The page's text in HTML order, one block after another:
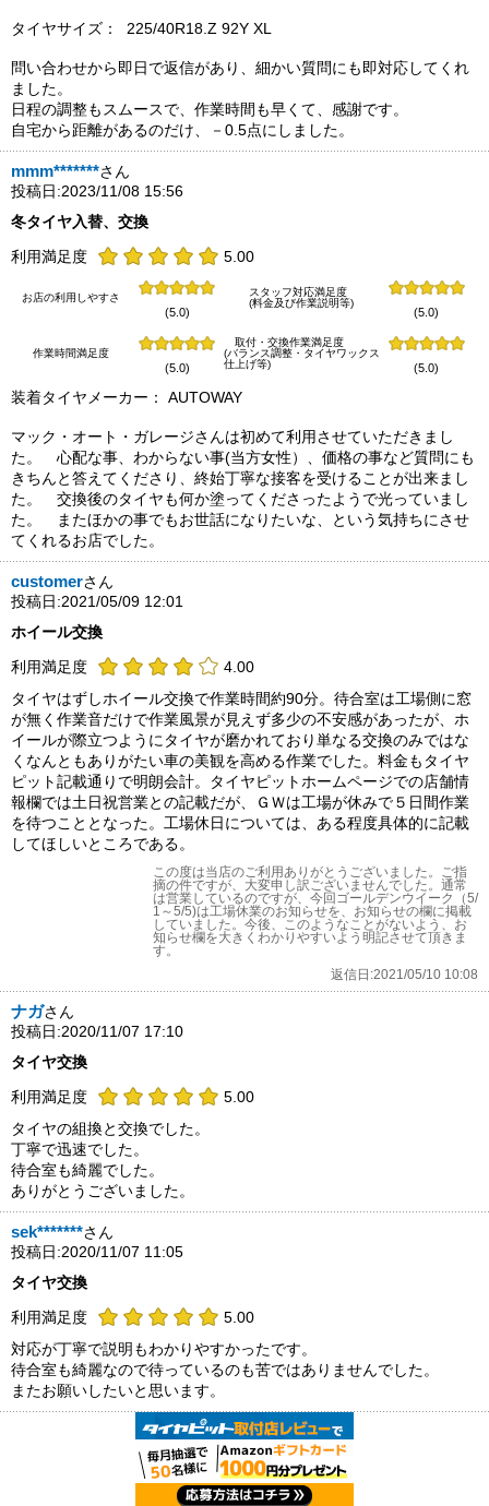
タイヤサイズ： 225/40R18.Z 92Y XL
問い合わせから即日で返信があり、細かい質問にも即対応してくれ
ました。
日程の調整もスムースで、作業時間も早くて、感謝です。
自宅から距離があるのだけ、－0.5点にしました。
mmm*******さん
投稿日:2023/11/08 15:56
冬タイヤ入替、交換
利用満足度
5.00
お店の利用しやすさ
(5.0)
スタッフ対応満足度
(料金及び作業説明等)
(5.0)
作業時間満足度
(5.0)
取付・交換作業満足度
(バランス調整・タイヤワックス
仕上げ等)
(5.0)
装着タイヤメーカー： AUTOWAY
マック・オート・ガレージさんは初めて利用させていただきまし
た。 心配な事、わからない事(当方女性）、価格の事など質問にも
きちんと答えてくださり、終始丁寧な接客を受けることが出来まし
た。 交換後のタイヤも何か塗ってくださったようで光っていまし
た。 またほかの事でもお世話になりたいな、という気持ちにさせ
てくれるお店でした。
customerさん
投稿日:2021/05/09 12:01
ホイール交換
利用満足度
4.00
タイヤはずしホイール交換で作業時間約90分。待合室は工場側に窓
が無く作業音だけで作業風景が見えず多少の不安感があったが、ホ
イールが際立つようにタイヤが磨かれており単なる交換のみではな
くなんともありがたい車の美観を高める作業でした。料金もタイヤ
ピット記載通りで明朗会計。タイヤピットホームページでの店舗情
報欄では土日祝営業との記載だが、ＧＷは工場が休みで５日間作業
を待つこととなった。工場休日については、ある程度具体的に記載
してほしいところである。
この度は当店のご利用ありがとうございました。ご指
摘の件ですが、大変申し訳ございませんでした。通常
は営業しているのですが、今回ゴールデンウイーク（5/
1～5/5)は工場休業のお知らせを、お知らせの欄に掲載
していました。今後、このようなことがないよう、お
知らせ欄を大きくわかりやすいよう明記させて頂きま
す。
返信日:2021/05/10 10:08
ナガさん
投稿日:2020/11/07 17:10
タイヤ交換
利用満足度
5.00
タイヤの組換と交換でした。
丁寧で迅速でした。
待合室も綺麗でした。
ありがとうございました。
sek*******さん
投稿日:2020/11/07 11:05
タイヤ交換
利用満足度
5.00
対応が丁寧で説明もわかりやすかったです。
待合室も綺麗なので待っているのも苦ではありませんでした。
またお願いしたいと思います。